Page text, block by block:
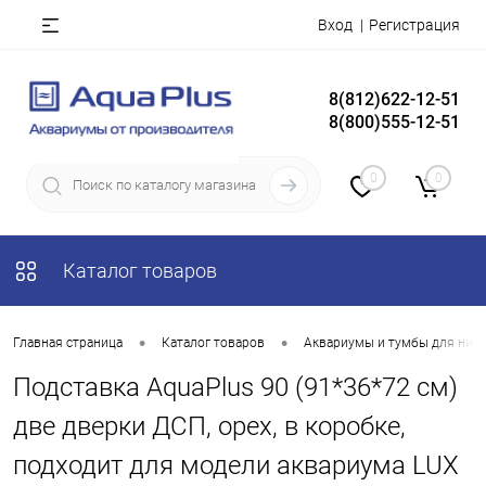
Вход Регистрация
8(812)622-12-51
8(800)555-12-51
0 0
Каталог товаров
Главная страница • Каталог товаров • Аквариумы и тумбы для них
Подставка AquaPlus 90 (91*36*72 см)
две дверки ДСП, орех, в коробке,
подходит для модели аквариума LUX